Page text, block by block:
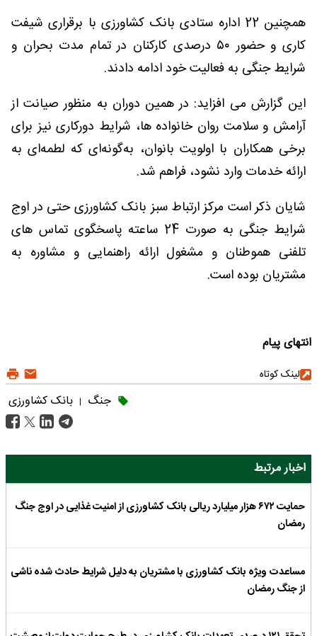
همچنین 22 اداره ستادی بانک کشاورزی با برقراری شیفت
کاری و حضور ۵۰ درصدی کارکنان در تمام مدت بحران و
شرایط جنگی به فعالیت خود ادامه دادند.
این گزارش می افزاید: در همین دوران به منظور صیانت از
آرامش و سلامت روان خانواده ها، شرایط دورکاری نیز برای
برخی همکاران با اولویت بانوان، به‌گونه‌ای که لطمه‌ای به
ارائه خدمات وارد نشود، فراهم شد.
شایان ذکر است مرکز ارتباط سبز بانک کشاورزی حتی در اوج
شرایط جنگی به صورت 24 ساعته پاسخگوی تماس های
تلفنی هموطنان و مشغول ارائه راهنمایی و مشاوره به
مشتریان بوده است.
انتهای پیام
لینک کوتاه
جنگ | بانک کشاورزی
اخبار مرتبط
حمایت ۶۷۲ هزار میلیارد ریالی بانک کشاورزی از امنیت غذایی در اوج جنگ
رمضان
مساعدت ویژه بانک کشاورزی با مشتریان به دلیل شرایط حادث شده ناشی
از جنگ رمضان